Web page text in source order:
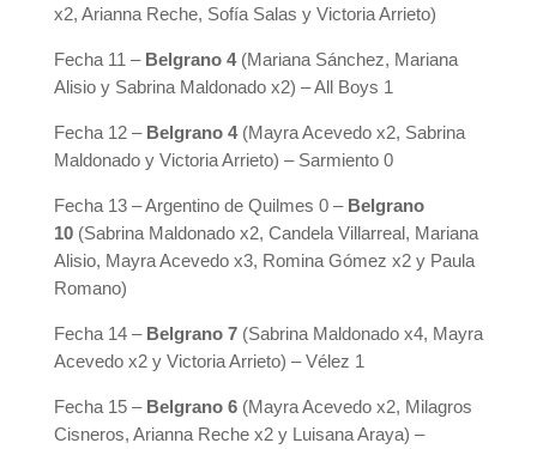
x2, Arianna Reche, Sofía Salas y Victoria Arrieto)
Fecha 11 – Belgrano 4 (Mariana Sánchez, Mariana
Alisio y Sabrina Maldonado x2) – All Boys 1
Fecha 12 – Belgrano 4 (Mayra Acevedo x2, Sabrina
Maldonado y Victoria Arrieto) – Sarmiento 0
Fecha 13 – Argentino de Quilmes 0 – Belgrano
10 (Sabrina Maldonado x2, Candela Villarreal, Mariana
Alisio, Mayra Acevedo x3, Romina Gómez x2 y Paula
Romano)
Fecha 14 – Belgrano 7 (Sabrina Maldonado x4, Mayra
Acevedo x2 y Victoria Arrieto) – Vélez 1
Fecha 15 – Belgrano 6 (Mayra Acevedo x2, Milagros
Cisneros, Arianna Reche x2 y Luisana Araya) –